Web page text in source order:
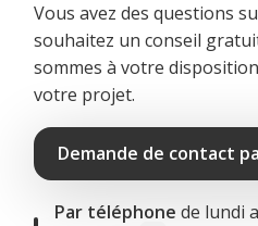
Vous avez des questions
souhaitez un conseil
sommes à votre
votre projet.
Demande de contact
Par téléphone de lundi